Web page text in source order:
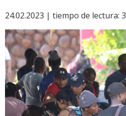
24.02.2023 | tiempo de lectura: 3